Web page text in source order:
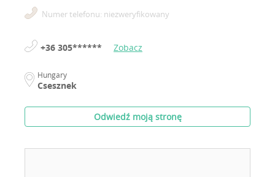
Numer telefonu: niezweryfikowany
+36 305****** Zobacz
Hungary
Csesznek
Odwiedź moją stronę